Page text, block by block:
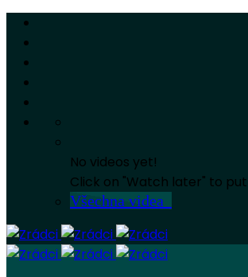
No videos yet!
Click on "Watch later" to
Všechna videa